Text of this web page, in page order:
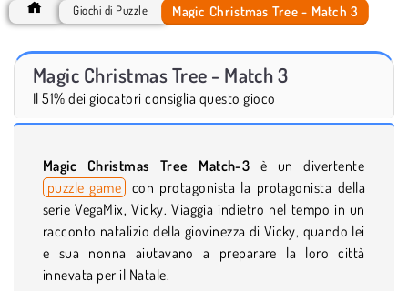
Giochi di Puzzle Magic Christmas Tree - Match 3
Magic Christmas Tree - Match 3
Il 51% dei giocatori consiglia questo gioco
Magic Christmas Tree Match-3 è un divertente
puzzle game con protagonista la protagonista della
serie VegaMix, Vicky. Viaggia indietro nel tempo in un
racconto natalizio della giovinezza di Vicky, quando lei
e sua nonna aiutavano a preparare la loro città
innevata per il Natale.